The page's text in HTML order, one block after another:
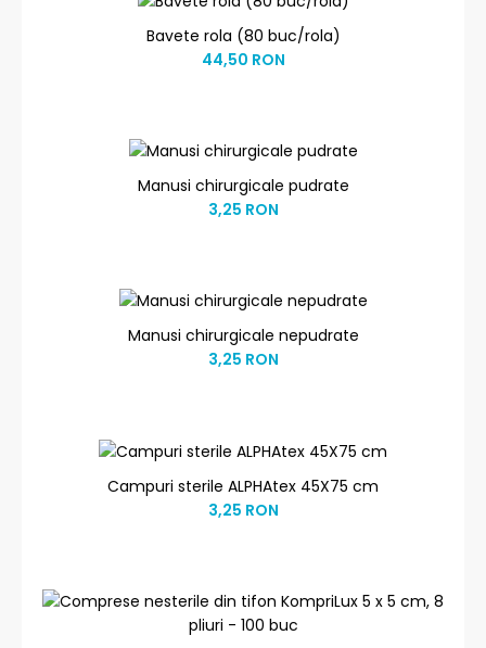
Bavete rola (80 buc/rola)
44,50 RON
Manusi chirurgicale pudrate
3,25 RON
Manusi chirurgicale nepudrate
3,25 RON
Campuri sterile ALPHAtex 45X75 cm
3,25 RON